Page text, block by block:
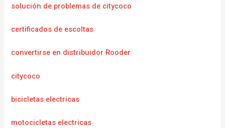
solución de problemas de citycoco
certificados de escoltas
convertirse en distribuidor Rooder
citycoco
bicicletas electricas
motocicletas electricas